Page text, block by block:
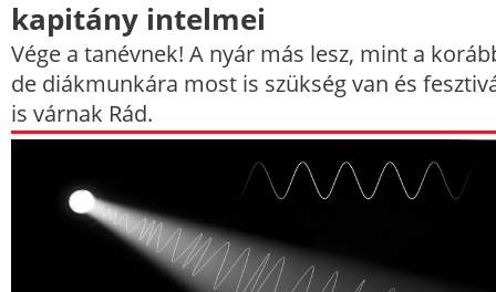
kapitány intelmei
Vége a tanévnek! A nyár más lesz, mint a
de diákmunkára most is szükség van és
is várnak Rád.